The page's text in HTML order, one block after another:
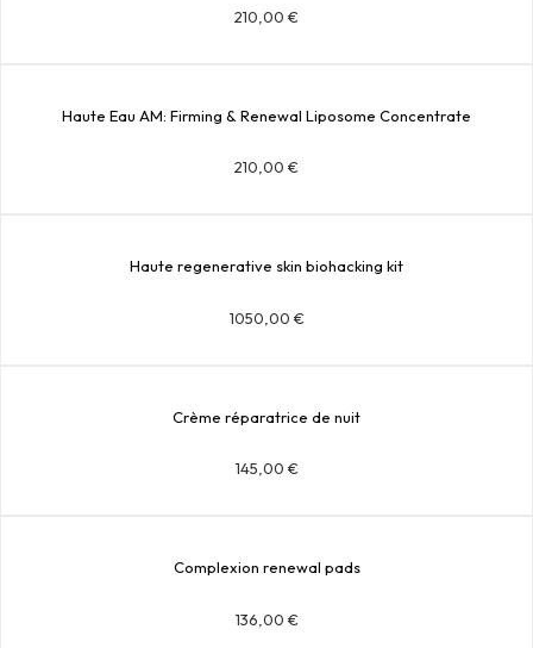
210,00 €
Haute Eau AM: Firming & Renewal Liposome Concentrate
210,00 €
Haute regenerative skin biohacking kit
1050,00 €
Crème réparatrice de nuit
145,00 €
Complexion renewal pads
136,00 €